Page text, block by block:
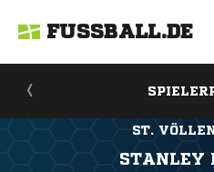
FUSSBALL.DE
ST.
STANLEY